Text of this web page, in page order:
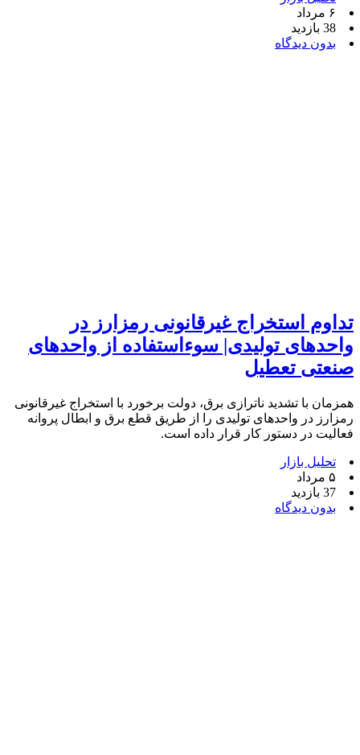
۶ مرداد
38 بازدید
بدون دیدگاه
تداوم استخراج غیرقانونی رمزارز در
واحدهای تولیدی| سوءاستفاده از واحدهای
صنعتی تعطیل
همزمان با تشدید ناترازی برق، دولت برخورد با استخراج غیرقانونی
رمزارز در واحدهای تولیدی را از طریق قطع برق و ابطال پروانه
فعالیت در دستور کار قرار داده است.
تحلیل بازار
۵ مرداد
37 بازدید
بدون دیدگاه